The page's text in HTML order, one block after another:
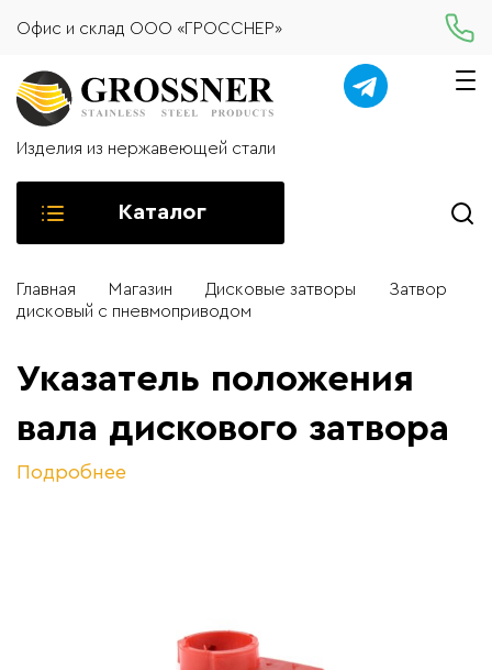
Офис и склад ООО «ГРОССНЕР»
Изделия из нержавеющей стали
Каталог
Главная Магазин Дисковые затворы
Затвор
дисковый с пневмоприводом
Указатель положения
вала дискового затвора
Подробнее